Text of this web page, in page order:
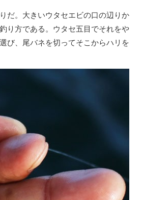
だ。大きいウタセエビの口の辺りか
り方である。ウタセ五目でそれをや
び、尾バネを切ってそこからハリを